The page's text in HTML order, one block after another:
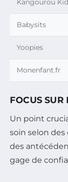
Kangourou
Babysits
Yoopies
Monenfant.fr
FOCUS SUR
Un point
soin selon
des
gage de